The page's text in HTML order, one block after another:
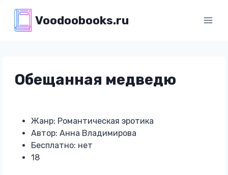
содержимому
Voodoobooks.ru
Обещанная медведю
Жанр: Романтическая эротика
Автор: Анна Владимирова
Бесплатно: нет
18